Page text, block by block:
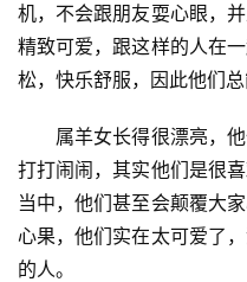
机，不会跟朋友耍心眼，
精致可爱，跟这样的人在
松，快乐舒服，因此他们
属羊女长得很漂亮，他
打打闹闹，其实他们是很
当中，他们甚至会颠覆大
心果，他们实在太可爱了
的人。